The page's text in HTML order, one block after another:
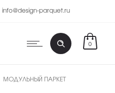
info@design-parquet.ru
0
МОДУЛЬНЫЙ ПАРКЕТ